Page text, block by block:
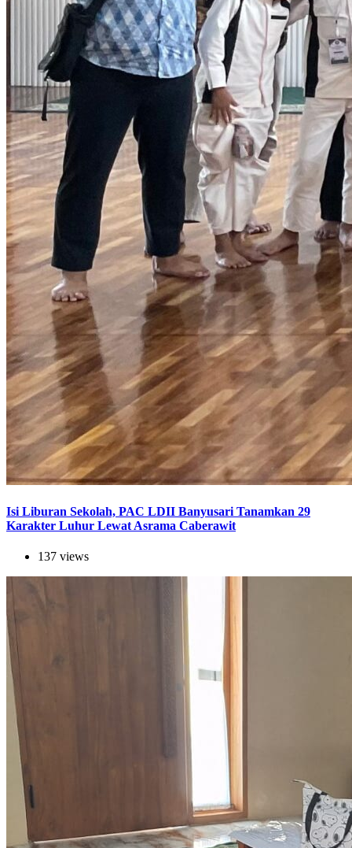
Isi Liburan Sekolah, PAC LDII Banyusari Tanamkan 29
Karakter Luhur Lewat Asrama Caberawit
137 views